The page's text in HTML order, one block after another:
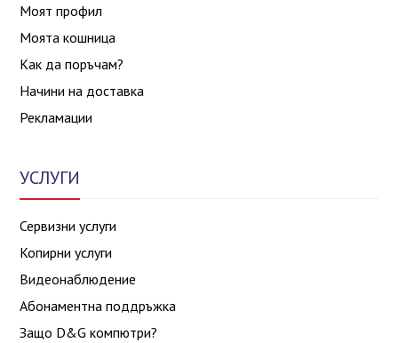
Моят профил
Моята кошница
Как да поръчам?
Начини на доставка
Рекламации
УСЛУГИ
Сервизни услуги
Копирни услуги
Видеонаблюдение
Абонаментна поддръжка
Защо D&G компютри?